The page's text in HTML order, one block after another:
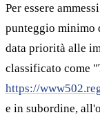
Per essere
punteggio minimo
data priorità alle
classificato come
https://
e in subordine,